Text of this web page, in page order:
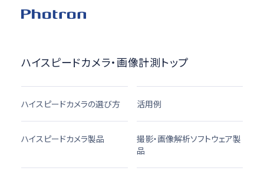
ハイスピードカメラ・画像計測トップ
ハイスピードカメラの選び方 活用例
ハイスピードカメラ製品
撮影・画像解析ソフトウェア製
品